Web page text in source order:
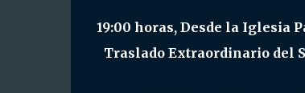
19:00 horas, Desde la Iglesia
Traslado Extraordinario del